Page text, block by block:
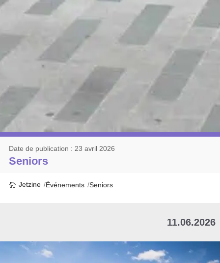
Seniors
Date de publication : 23 avril 2026
Jetzine Événements Seniors
11.06.2026